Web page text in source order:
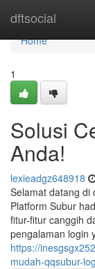
dftsocial
Home
Home
1
Solusi
Anda!
lexieadgz648918
Selamat datang di
Platform Subur
fitur-fitur canggih
pengalaman login
https://
mudah-qqsubur-